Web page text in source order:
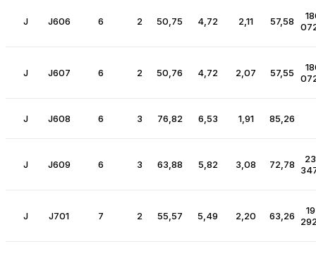
J J606 6 2 50,75 4,72 2,11 57,58
J J607 6 2 50,76 4,72 2,07 57,55
J J608 6 3 76,82 6,53 1,91 85,26
J J609 6 3 63,88 5,82 3,08 72,78
J J701 7 2 55,57 5,49 2,20 63,26